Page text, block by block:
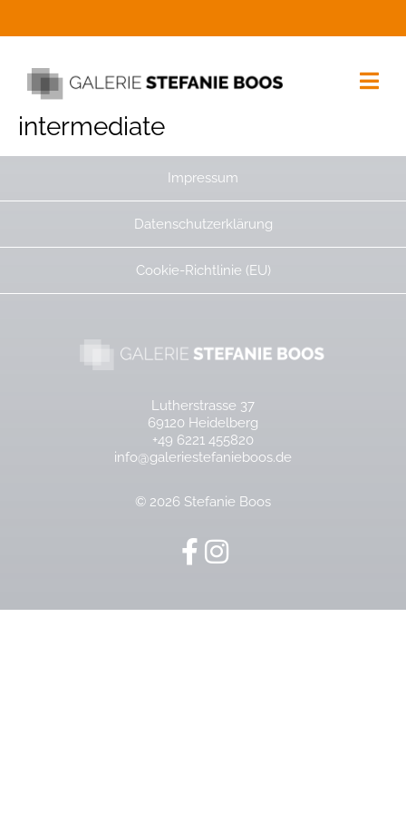
intermediate
Impressum
Datenschutzerklärung
Cookie-Richtlinie (EU)
Lutherstrasse 37
69120 Heidelberg
+49 6221 455820
info@galeriestefanieboos.de
© 2026 Stefanie Boos